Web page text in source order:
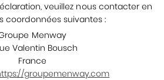
veuillez nous contacter en
coordonnées suivantes :
Menway
Valentin Bousch
France
groupemenway.com